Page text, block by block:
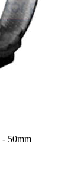
- 50mm